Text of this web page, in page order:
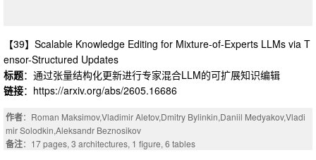
【39】Scalable Knowledge Editing for Mixture-of-Experts LLMs via T
ensor-Structured Updates
标题：通过张量结构化更新进行专家混合LLM的可扩展知识编辑
链接：https://arxiv.org/abs/2605.16686
作者：Roman Maksimov,Vladimir Aletov,Dmitry Bylinkin,Daniil Medyakov,Vladi
mir Solodkin,Aleksandr Beznosikov
备注：17 pages, 3 architectures, 1 figure, 6 tables